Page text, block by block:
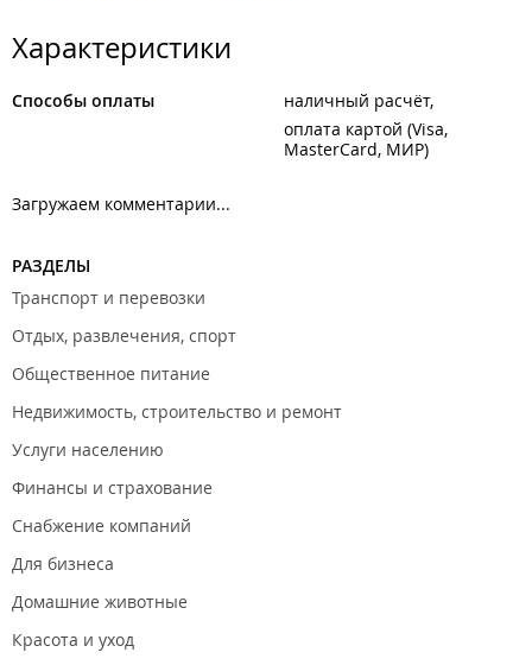
Характеристики
Способы оплаты
наличный расчёт
оплата картой (Visa,
MasterCard, МИР)
Загружаем комментарии...
РАЗДЕЛЫ
Транспорт и перевозки
Отдых, развлечения, спорт
Общественное питание
Недвижимость, строительство и ремонт
Услуги населению
Финансы и страхование
Снабжение компаний
Для бизнеса
Домашние животные
Красота и уход